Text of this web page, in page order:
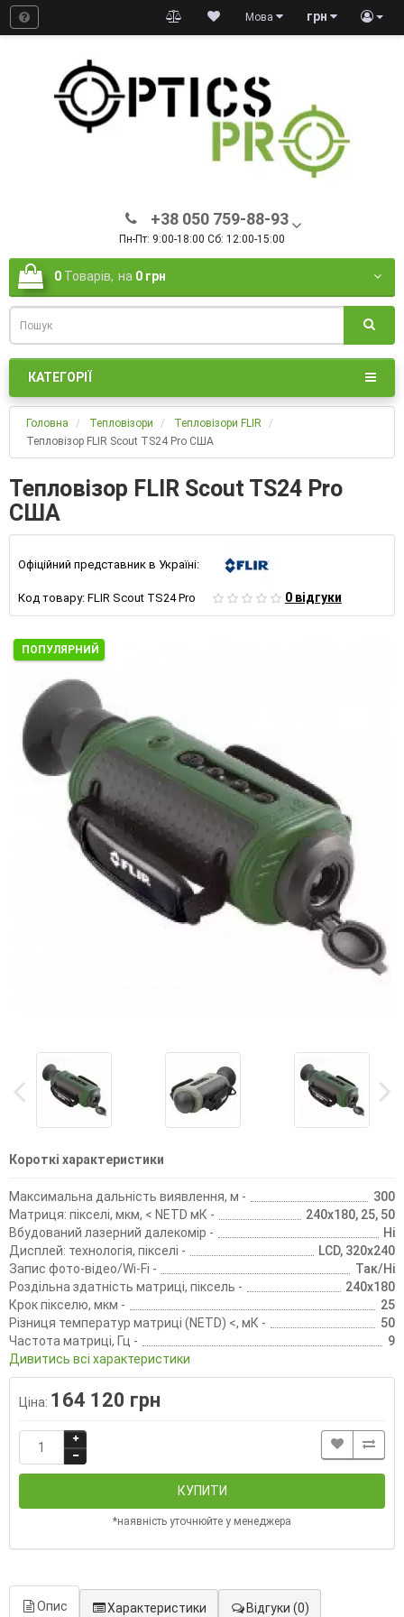
грн
Мова
+38 050 759-88-93
Пн-Пт: 9:00-18:00 Сб: 12:00-15:00
0 Товарів, на 0 грн
КАТЕГОРІЇ
Головна Тепловізори
Тепловізори FLIR
Тепловізор FLIR Scout TS24 Pro США
Тепловізор FLIR Scout TS24 Pro
США
Офіційний представник в Україні:
Код товару: FLIR Scout TS24 Pro 0 відгуки
ПОПУЛЯРНИЙ
Короткі характеристики
Максимальна дальність виявлення, м -
300
Матриця: пікселі, мкм, < NETD мК -
240х180, 25, 50
Вбудований лазерний далекомір -
Ні
Дисплей: технологія, пікселі -
LCD, 320х240
Запис фото-відео/Wi-Fi -
Так/Ні
Роздільна здатність матриці, піксель -
240х180
Крок пікселю, мкм -
25
Різниця температур матриці (NETD) <, мК -
50
Частота матриці, Гц -
9
Дивитись всі характеристики
Ціна: 164 120 грн
КУПИТИ
*наявність уточнюйте у менеджера
Опис Характеристики Відгуки (0)